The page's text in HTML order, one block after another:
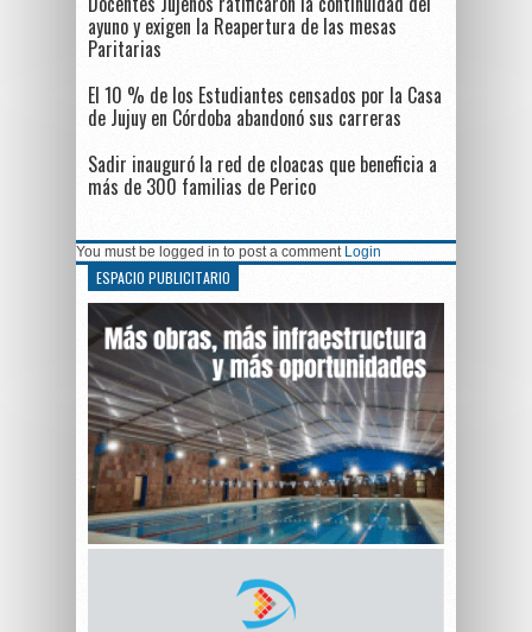
ayuno y exigen la Reapertura de las mesas
Paritarias
El 10 % de los Estudiantes censados por la Casa
de Jujuy en Córdoba abandonó sus carreras
Sadir inauguró la red de cloacas que beneficia a
más de 300 familias de Perico
You must be logged in to post a comment Login
ESPACIO PUBLICITARIO